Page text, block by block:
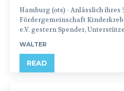
Hamburg (ots) - Anlässlich ihres 50. Jubiläums lud die
Fördergemeinschaft
e.V. gestern Spender,
WALTER
READ